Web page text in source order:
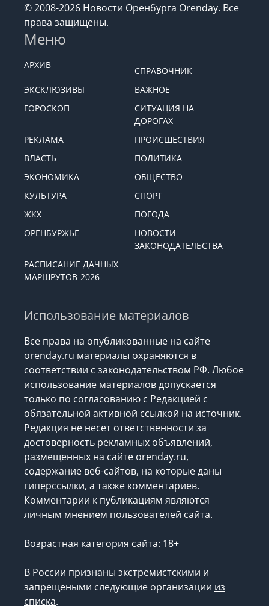
© 2008-2026 Новости Оренбурга Orenday. Все
права защищены.
Меню
АРХИВ
СПРАВОЧНИК
ЭКСКЛЮЗИВЫ
ВАЖНОЕ
ГОРОСКОП
СИТУАЦИЯ НА
ДОРОГАХ
РЕКЛАМА
ПРОИСШЕСТВИЯ
ВЛАСТЬ
ПОЛИТИКА
ЭКОНОМИКА
ОБЩЕСТВО
КУЛЬТУРА
СПОРТ
ЖКХ
ПОГОДА
ОРЕНБУРЖЬЕ
НОВОСТИ
ЗАКОНОДАТЕЛЬСТВА
РАСПИСАНИЕ ДАЧНЫХ
МАРШРУТОВ-2026
Использование материалов
Все права на опубликованные на сайте
orenday.ru материалы охраняются в
соответствии с законодательством РФ. Любое
использование материалов допускается
только по согласованию с Редакцией с
обязательной активной ссылкой на источник.
Редакция не несет ответственности за
достоверность рекламных объявлений,
размещенных на сайте orenday.ru,
содержание веб-сайтов, на которые даны
гиперссылки, а также комментариев.
Комментарии к публикациям являются
личным мнением пользователей сайта.
Возрастная категория сайта: 18+
В России признаны экстремистскими и
запрещеными следующие организации из
списка.